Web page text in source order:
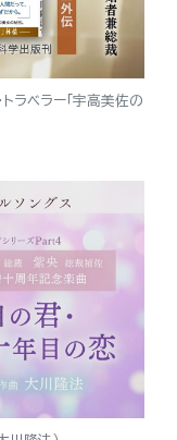
ラベラー「宇高美佐の